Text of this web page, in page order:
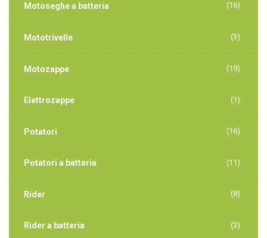
Motoseghe a batteria (16)
Mototrivelle (3)
Motozappe (19)
Elettrozappe (1)
Potatori (16)
Potatori a batteria (11)
Rider (8)
Rider a batteria (3)